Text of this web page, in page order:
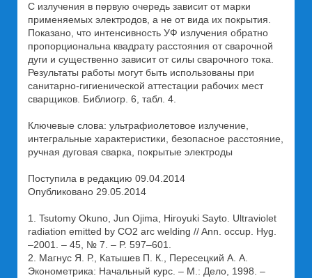
С излучения в первую очередь зависит от марки
применяемых электродов, а не от вида их покрытия.
Показано, что интенсивность УФ излучения обратно
пропорциональна квадрату расстояния от сварочной
дуги и существенно зависит от силы сварочного тока.
Результаты работы могут быть использованы при
санитарно-гигиенической аттестации рабочих мест
сварщиков. Библиогр. 6, табл. 4.
Ключевые слова: ультрафиолетовое излучение,
интегральные характеристики, безопасное расстояние,
ручная дуговая сварка, покрытые электроды
Поступила в редакцию 09.04.2014
Опубликовано 29.05.2014
1. Tsutomy Okuno, Jun Ojima, Hiroyuki Sayto. Ultraviolet
radiation emitted by CO2 arc welding // Ann. occup. Hyg.
–2001. – 45, № 7. – P. 597–601.
2. Магнус Я. Р., Катышев П. К., Пересецкий А. А.
Эконометрика: Начальный курс. – М.: Дело, 1998. –